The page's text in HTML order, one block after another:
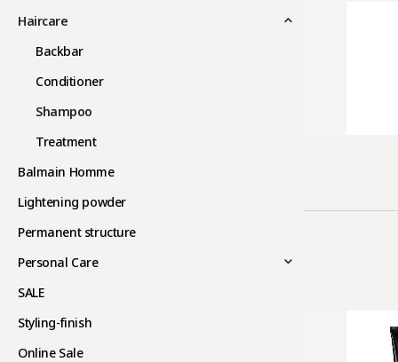
Haircare
Backbar
Conditioner
Shampoo
Treatment
Balmain Homme
Lightening powder
Permanent structure
Personal Care
SALE
Styling-finish
Online Sale